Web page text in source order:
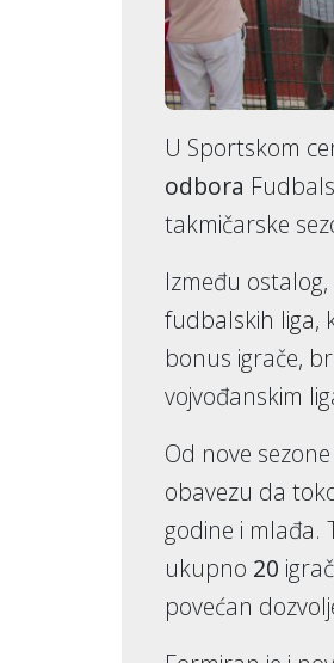
U Sportskom
odbora
takmičarske
Između
fudbalskih liga,
bonus igrače,
vojvođanskim
Od nove
obavezu da
godine i mlađa.
ukupno 20
povećan